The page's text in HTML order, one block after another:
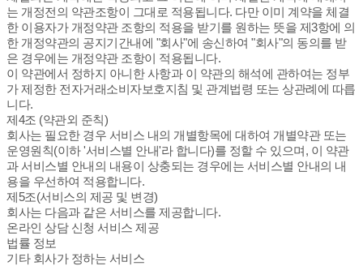
는 개정전의 약관조항이 그대로 적용됩니다. 다만 이미 계약을 체결
한 이용자가 개정약관 조항의 적용을 받기를 원하는 뜻을 제3항에 의
한 개정약관의 공지기간내에 "회사"에 송신하여 "회사"의 동의를 받
은 경우에는 개정약관 조항이 적용됩니다.
이 약관에서 정하지 아니한 사항과 이 약관의 해석에 관하여는 정부
가 제정한 전자거래소비자보호지침 및 관계법령 또는 상관례에 따릅
니다.
제4조 (약관외 준칙)
회사는 필요한 경우 서비스 내의 개별항목에 대하여 개별약관 또는
운영원칙(이하 '서비스별 안내'라 합니다)를 정할 수 있으며, 이 약관
과 서비스별 안내의 내용이 상충되는 경우에는 서비스별 안내의 내
용을 우선하여 적용합니다.
제5조(서비스의 제공 및 변경)
회사는 다음과 같은 서비스를 제공합니다.
온라인 상담 신청 서비스 제공
법률 정보
기타 회사가 정하는 서비스